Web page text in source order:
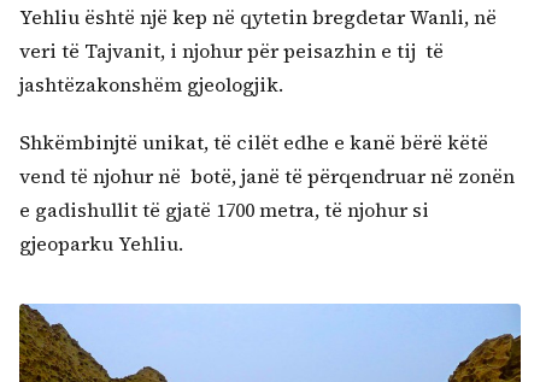
Yehliu është një kep në qytetin bregdetar Wanli, në
veri të Tajvanit, i njohur për peisazhin e tij të
jashtëzakonshëm gjeologjik.
Shkëmbinjtë unikat, të cilët edhe e kanë bërë këtë
vend të njohur në botë, janë të përqendruar në zonën
e gadishullit të gjatë 1700 metra, të njohur si
gjeoparku Yehliu.